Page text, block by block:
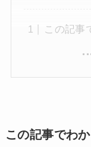
この記事
この記事でわ